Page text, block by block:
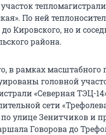
тепломагистрали
По ней
Кировского, но и
района.
в рамках масштабного
головной
«Северная ТЭЦ-
сети
улице Зенитчиков и
Говорова до